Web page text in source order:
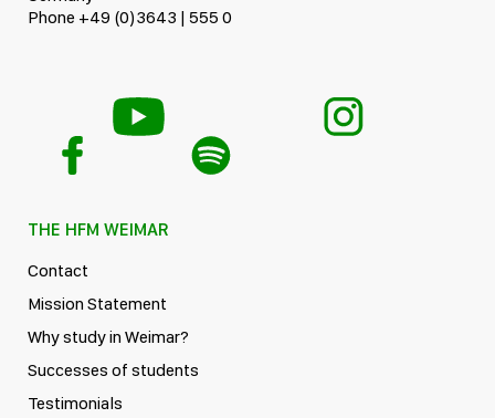
Phone +49 (0)3643 | 555 0
THE HFM WEIMAR
Contact
Mission Statement
Why study in Weimar?
Successes of students
Testimonials